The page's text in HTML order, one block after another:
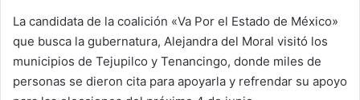
La candidata de la coalición «Va Por el Estado de México»
que busca la gubernatura, Alejandra del Moral visitó los
municipios de Tejupilco y Tenancingo, donde miles de
personas se dieron cita para apoyarla y refrendar su apoyo